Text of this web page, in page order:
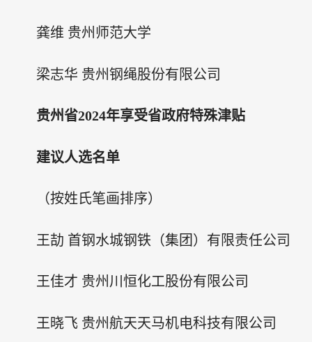
龚维 贵州师范大学
梁志华 贵州钢绳股份有限公司
贵州省2024年享受省政府特殊津贴
建议人选名单
（按姓氏笔画排序）
王劼 首钢水城钢铁（集团）有限责任公司
王佳才 贵州川恒化工股份有限公司
王晓飞 贵州航天天马机电科技有限公司